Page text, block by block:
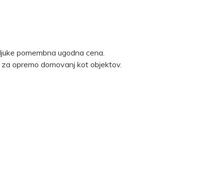
pomembna ugodna cena.
opremo domovanj kot objektov.